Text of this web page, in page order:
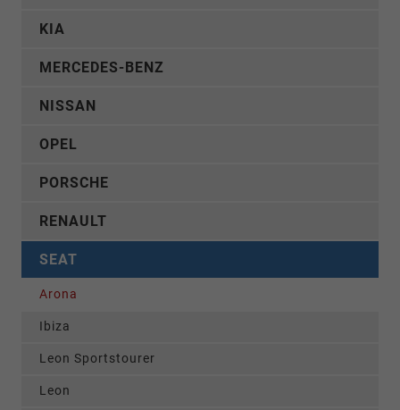
KIA
MERCEDES-BENZ
NISSAN
OPEL
PORSCHE
RENAULT
SEAT
Arona
Ibiza
Leon Sportstourer
Leon